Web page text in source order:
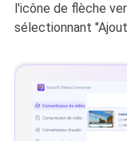
l'icône de flèche
sélectionnant